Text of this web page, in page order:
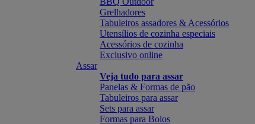
Grelhadores
Tabuleiros assadores & Acessórios
Utensílios de cozinha especiais
Acessórios de cozinha
Exclusivo online
Assar
Veja tudo para assar
Panelas & Formas de pão
Tabuleiros para assar
Sets para assar
Formas para Bolos